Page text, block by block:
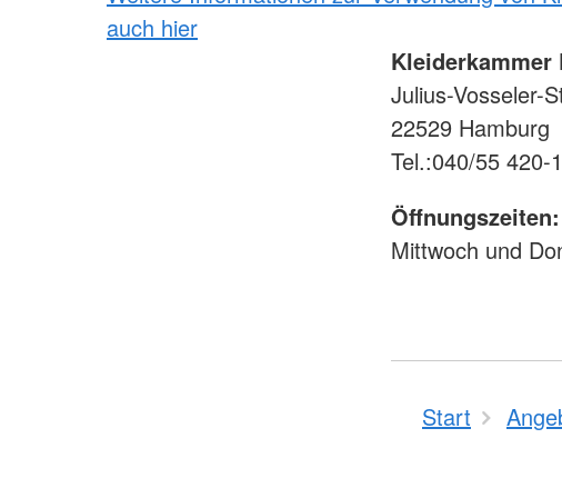
auch hier
Kleiderkammer
Julius-Vosseler-
22529 Hamburg
Tel.:040/55 420-
Öffnungszeiten:
Mittwoch und
Start